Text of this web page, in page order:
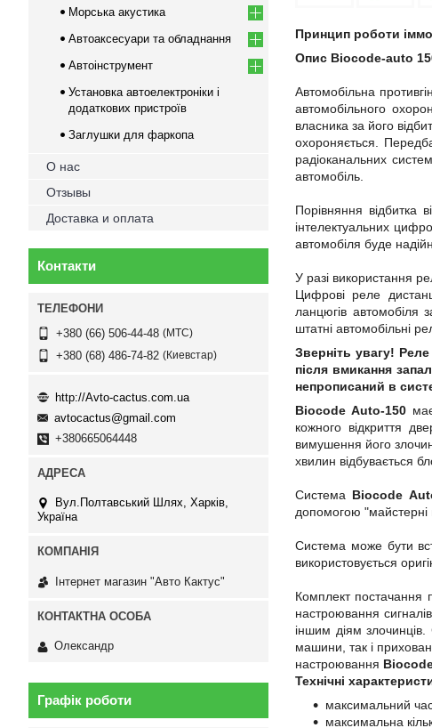
Принцип роботи
Опис Biocode-auto
Автомобільна
автомобільного
власника за його
охороняється.
радіоканальних
автомобіль.
Порівняння відбитка
інтелектуальних
автомобіля буде
У разі використання
Цифрові реле
ланцюгів автомобіля
штатні автомобільні
Зверніть увагу!
після вмикання
непрописаний в
Biocode Auto-150
кожного відкриття
вимушення його
хвилин відбувається
Система Biocode
допомогою "майстерні
Система може бути
використовується
Комплект постачання
настроювання
іншим діям
машини, так і
настроювання
Технічні
максимальний
максимальна
Морська акустика
Автоаксесуари та обладнання
Автоінструмент
Установка автоелектроніки і
додаткових пристроїв
Заглушки для фаркопа
О нас
Отзывы
Доставка и оплата
Контакти
+380 (66) 506-44-48 МТС
+380 (68) 486-74-82 Киевстар
http://Avto-cactus.com.ua
avtocactus@gmail.com
+380665064448
Вул.Полтавський Шлях, Харків,
Україна
Інтернет магазин "Авто Кактус"
Олександр
Графік роботи